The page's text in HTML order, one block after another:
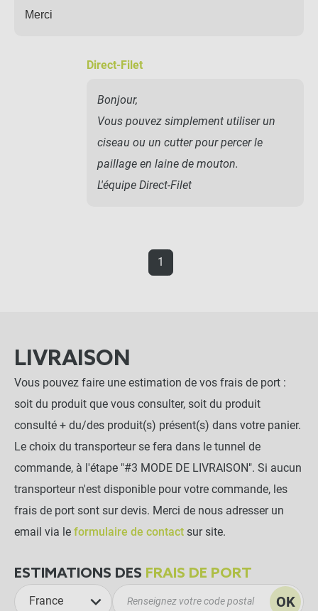
Merci
Direct-Filet
Bonjour,
Vous pouvez simplement utiliser un
ciseau ou un cutter pour percer le
paillage en laine de mouton.
L'équipe Direct-Filet
1
LIVRAISON
Vous pouvez faire une estimation de vos frais de port :
soit du produit que vous consulter, soit du produit
consulté + du/des produit(s) présent(s) dans votre panier.
Le choix du transporteur se fera dans le tunnel de
commande, à l'étape "#3 MODE DE LIVRAISON". Si aucun
transporteur n'est disponible pour votre commande, les
frais de port sont sur devis. Merci de nous adresser un
email via le formulaire de contact sur site.
ESTIMATIONS DES FRAIS DE PORT
France OK